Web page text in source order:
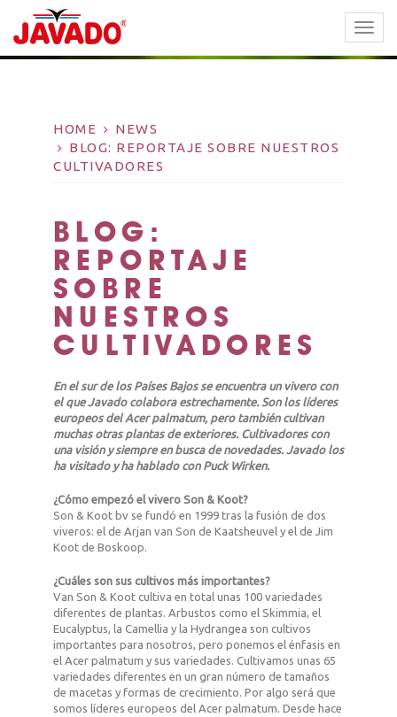
HOME
NEWS
BLOG: REPORTAJE SOBRE NUESTROS
CULTIVADORES
BLOG:
REPORTAJE
SOBRE
NUESTROS
CULTIVADORES
En el sur de los Países Bajos se encuentra un vivero con
el que Javado colabora estrechamente. Son los líderes
europeos del Acer palmatum, pero también cultivan
muchas otras plantas de exteriores. Cultivadores con
una visión y siempre en busca de novedades. Javado los
ha visitado y ha hablado con Puck Wirken.
¿Cómo empezó el vivero Son & Koot?
Son & Koot bv se fundó en 1999 tras la fusión de dos
viveros: el de Arjan van Son de Kaatsheuvel y el de Jim
Koot de Boskoop.
¿Cuáles son sus cultivos más importantes?
Van Son & Koot cultiva en total unas 100 variedades
diferentes de plantas. Arbustos como el Skimmia, el
Eucalyptus, la Camellia y la Hydrangea son cultivos
importantes para nosotros, pero ponemos el énfasis en
el Acer palmatum y sus variedades. Cultivamos unas 65
variedades diferentes en un gran número de tamaños
de macetas y formas de crecimiento. Por algo será que
somos líderes europeos del Acer palmatum. Desde hace